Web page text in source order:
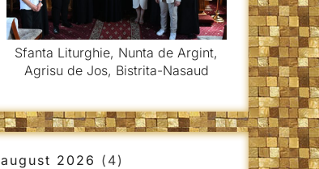
Sfanta Liturghie, Nunta de Argint,
Agrisu de Jos, Bistrita-Nasaud
august 2026 (4)